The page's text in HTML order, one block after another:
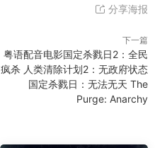
分享海报
下一篇
粤语配音电影国定杀戮日2：全民
疯杀 人类清除计划2：无政府状态
国定杀戮日：无法无天 The
Purge: Anarchy